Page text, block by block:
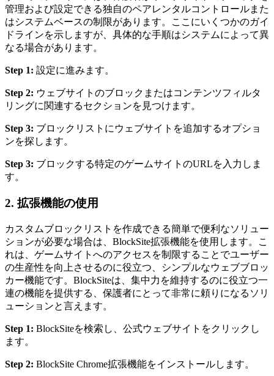
管理および設定できる独自のペアレンタルコントロールまた
はシステムベースの制限があります。ここにいくつかのガイ
ドラインを示しますが、具体的な手順はシステムによって異
なる場合があります。
Step 1: 設定に進みます。
Step 2: ウェブサイトのブロックまたはコンテンツフィルタ
リングに関連するセクションを見つけます。
Step 3: ブロックリストにウェブサイトを追加するオプショ
ンを探します。
Step 3: ブロックする特定のゲームサイトのURLを入力しま
す。
2. 拡張機能の使用
カスタムブロックリストを作成できる簡単で便利なソリュー
ションが必要な場合は、BlockSite拡張機能を使用します。こ
れは、ゲームサイトへのアクセスを制限することでユーザー
の生産性を向上させるのに役立つ、シンプルなウェブブロッ
カー機能です。BlockSiteは、集中力を維持するのに役立つ一
連の機能を提供する、保護者にとって非常に頼りになるソリ
ューションと言えます。
Step 1: BlockSiteを検索し、公式ウェブサイトをクリックし
ます。
Step 2: BlockSite Chrome拡張機能をインストールします。